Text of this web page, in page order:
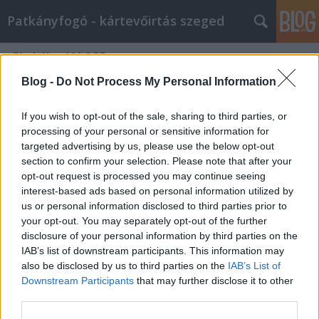
Blog - Do Not Process My Personal Information
If you wish to opt-out of the sale, sharing to third parties, or
processing of your personal or sensitive information for
targeted advertising by us, please use the below opt-out
section to confirm your selection. Please note that after your
opt-out request is processed you may continue seeing
interest-based ads based on personal information utilized by
us or personal information disclosed to third parties prior to
your opt-out. You may separately opt-out of the further
disclosure of your personal information by third parties on the
IAB’s list of downstream participants. This information may
also be disclosed by us to third parties on the IAB’s List of
Downstream Participants that may further disclose it to other
Patkányfogó - kártevőirtás szeged
Címkék»HACCP
és tévhitek az ágyi poloska kapcsán.
Dániel Markovics•2013. augusztus 08.
Miért minket csíp az ágyi poloska? Ezt bizony a
fejlődéstörténeti őseinknek köszönhetjük.
Barlanglakó őseink, a szintén ott lakó denevéreken
élősködő poloskákkal kerültek kapcsolatba. Ezek
egy némelyike az emberre specializálódott. Így hát
az ágyi poloska mindnyájunk…
Kártevőirtás Szeged területén